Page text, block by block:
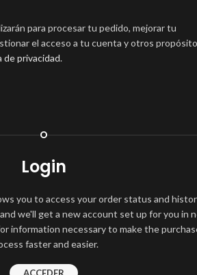
para procesar tu pedido, mejorar tu
el acceso a tu cuenta y otros
de privacidad.
O
Login
you to access your order status and
we'll get a new account set up for you in
information necessary to make the
faster and easier.